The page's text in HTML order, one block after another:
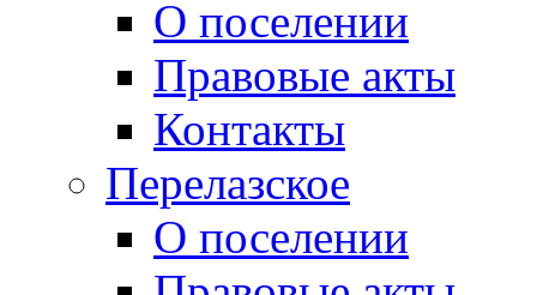
О поселении
Правовые акты
Контакты
Перелазское
О поселении